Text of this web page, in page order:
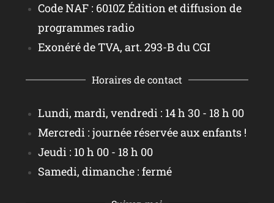
Code NAF : 6010Z Édition et diffusion de
programmes radio
Exonéré de TVA, art. 293-B du CGI
Horaires de contact
Lundi, mardi, vendredi : 14 h 30 - 18 h 00
Mercredi : journée réservée aux enfants !
Jeudi : 10 h 00 - 18 h 00
Samedi, dimanche : fermé